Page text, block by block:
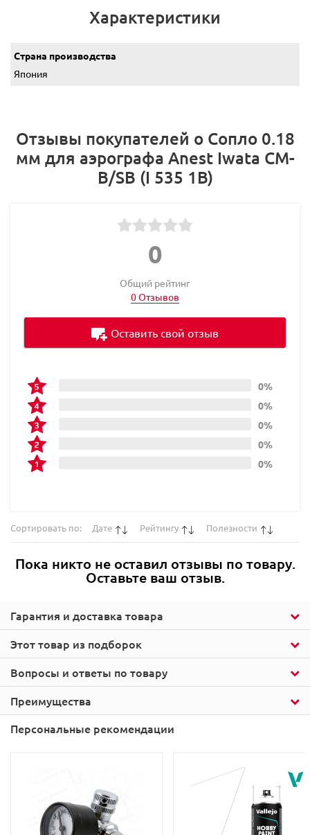
Характеристики
Страна производства
Япония
Этот товар из подборок
Гарантия и доставка товара
Отзывы покупателей о Сопло 0.18
мм для аэрографа Anest Iwata CM-
B/SB (I 535 1B)
0
Общий рейтинг
0 Отзывов
0%
0%
0%
0%
0%
Оставить свой отзыв
Сортировать по: Дате Рейтингу Полезности
Пока никто не оставил отзывы по товару.
Оставьте ваш отзыв.
Вопросы и ответы по товару
Преимущества
Персональные рекомендации